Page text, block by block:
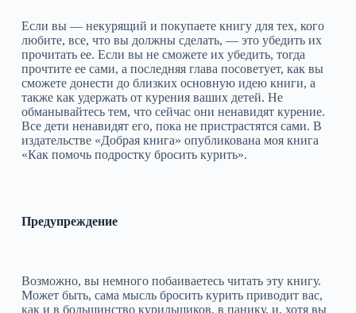
Если вы — некурящий и покупаете книгу для тех, кого
любите, все, что вы должны сделать, — это убедить их
прочитать ее. Если вы не сможете их убедить, тогда
прочтите ее сами, а последняя глава посоветует, как вы
сможете донести до близких основную идею книги, а
также как удержать от курения ваших детей. Не
обманывайтесь тем, что сейчас они ненавидят курение.
Все дети ненавидят его, пока не пристрастятся сами. В
издательстве «Добрая книга» опубликована моя книга
«Как помочь подростку бросить курить».
Предупреждение
Возможно, вы немного побаиваетесь читать эту книгу.
Может быть, сама мысль бросить курить приводит вас,
как и в большинство курильщиков, в панику, и, хотя вы